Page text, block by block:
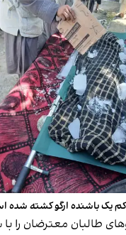
یک باشنده ارگو کشته شده
طالبان معترضان